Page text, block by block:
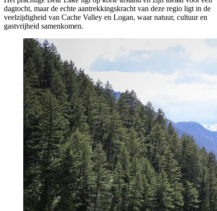
dagtocht, maar de echte aantrekkingskracht van deze regio ligt in de
veelzijdigheid van Cache Valley en Logan, waar natuur, cultuur en
gastvrijheid samenkomen.